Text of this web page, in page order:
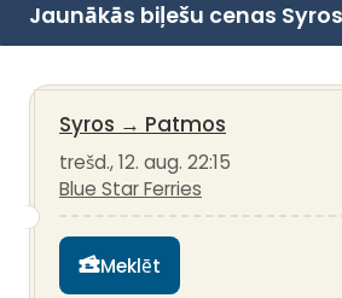
Jaunākās biļešu cenas Syros
Syros → Patmos
trešd., 12. aug. 22:15
Blue Star Ferries
Meklēt